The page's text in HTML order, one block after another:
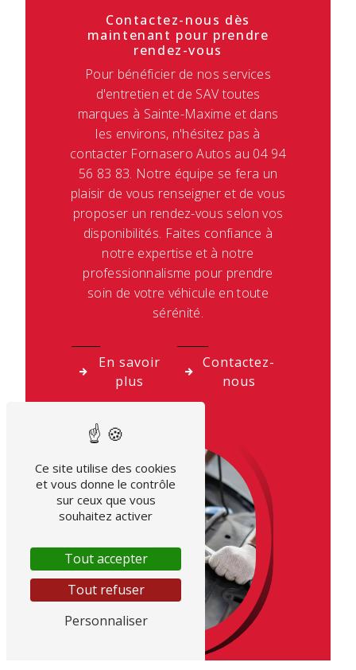
Contactez-nous dès
maintenant pour prendre
rendez-vous
Pour bénéficier de nos services
d'entretien et de SAV toutes
marques à Sainte-Maxime et dans
les environs, n'hésitez pas à
contacter Fornasero Autos au 04 94
56 83 83. Notre équipe se fera un
plaisir de vous renseigner et de vous
proposer un rendez-vous selon vos
disponibilités. Faites confiance à
notre expertise et à notre
professionnalisme pour prendre
soin de votre véhicule en toute
sérénité.
En savoir
plus
Contactez-
nous
Ce site utilise des cookies
et vous donne le contrôle
sur ceux que vous
souhaitez activer
Tout accepter
Tout refuser
Personnaliser